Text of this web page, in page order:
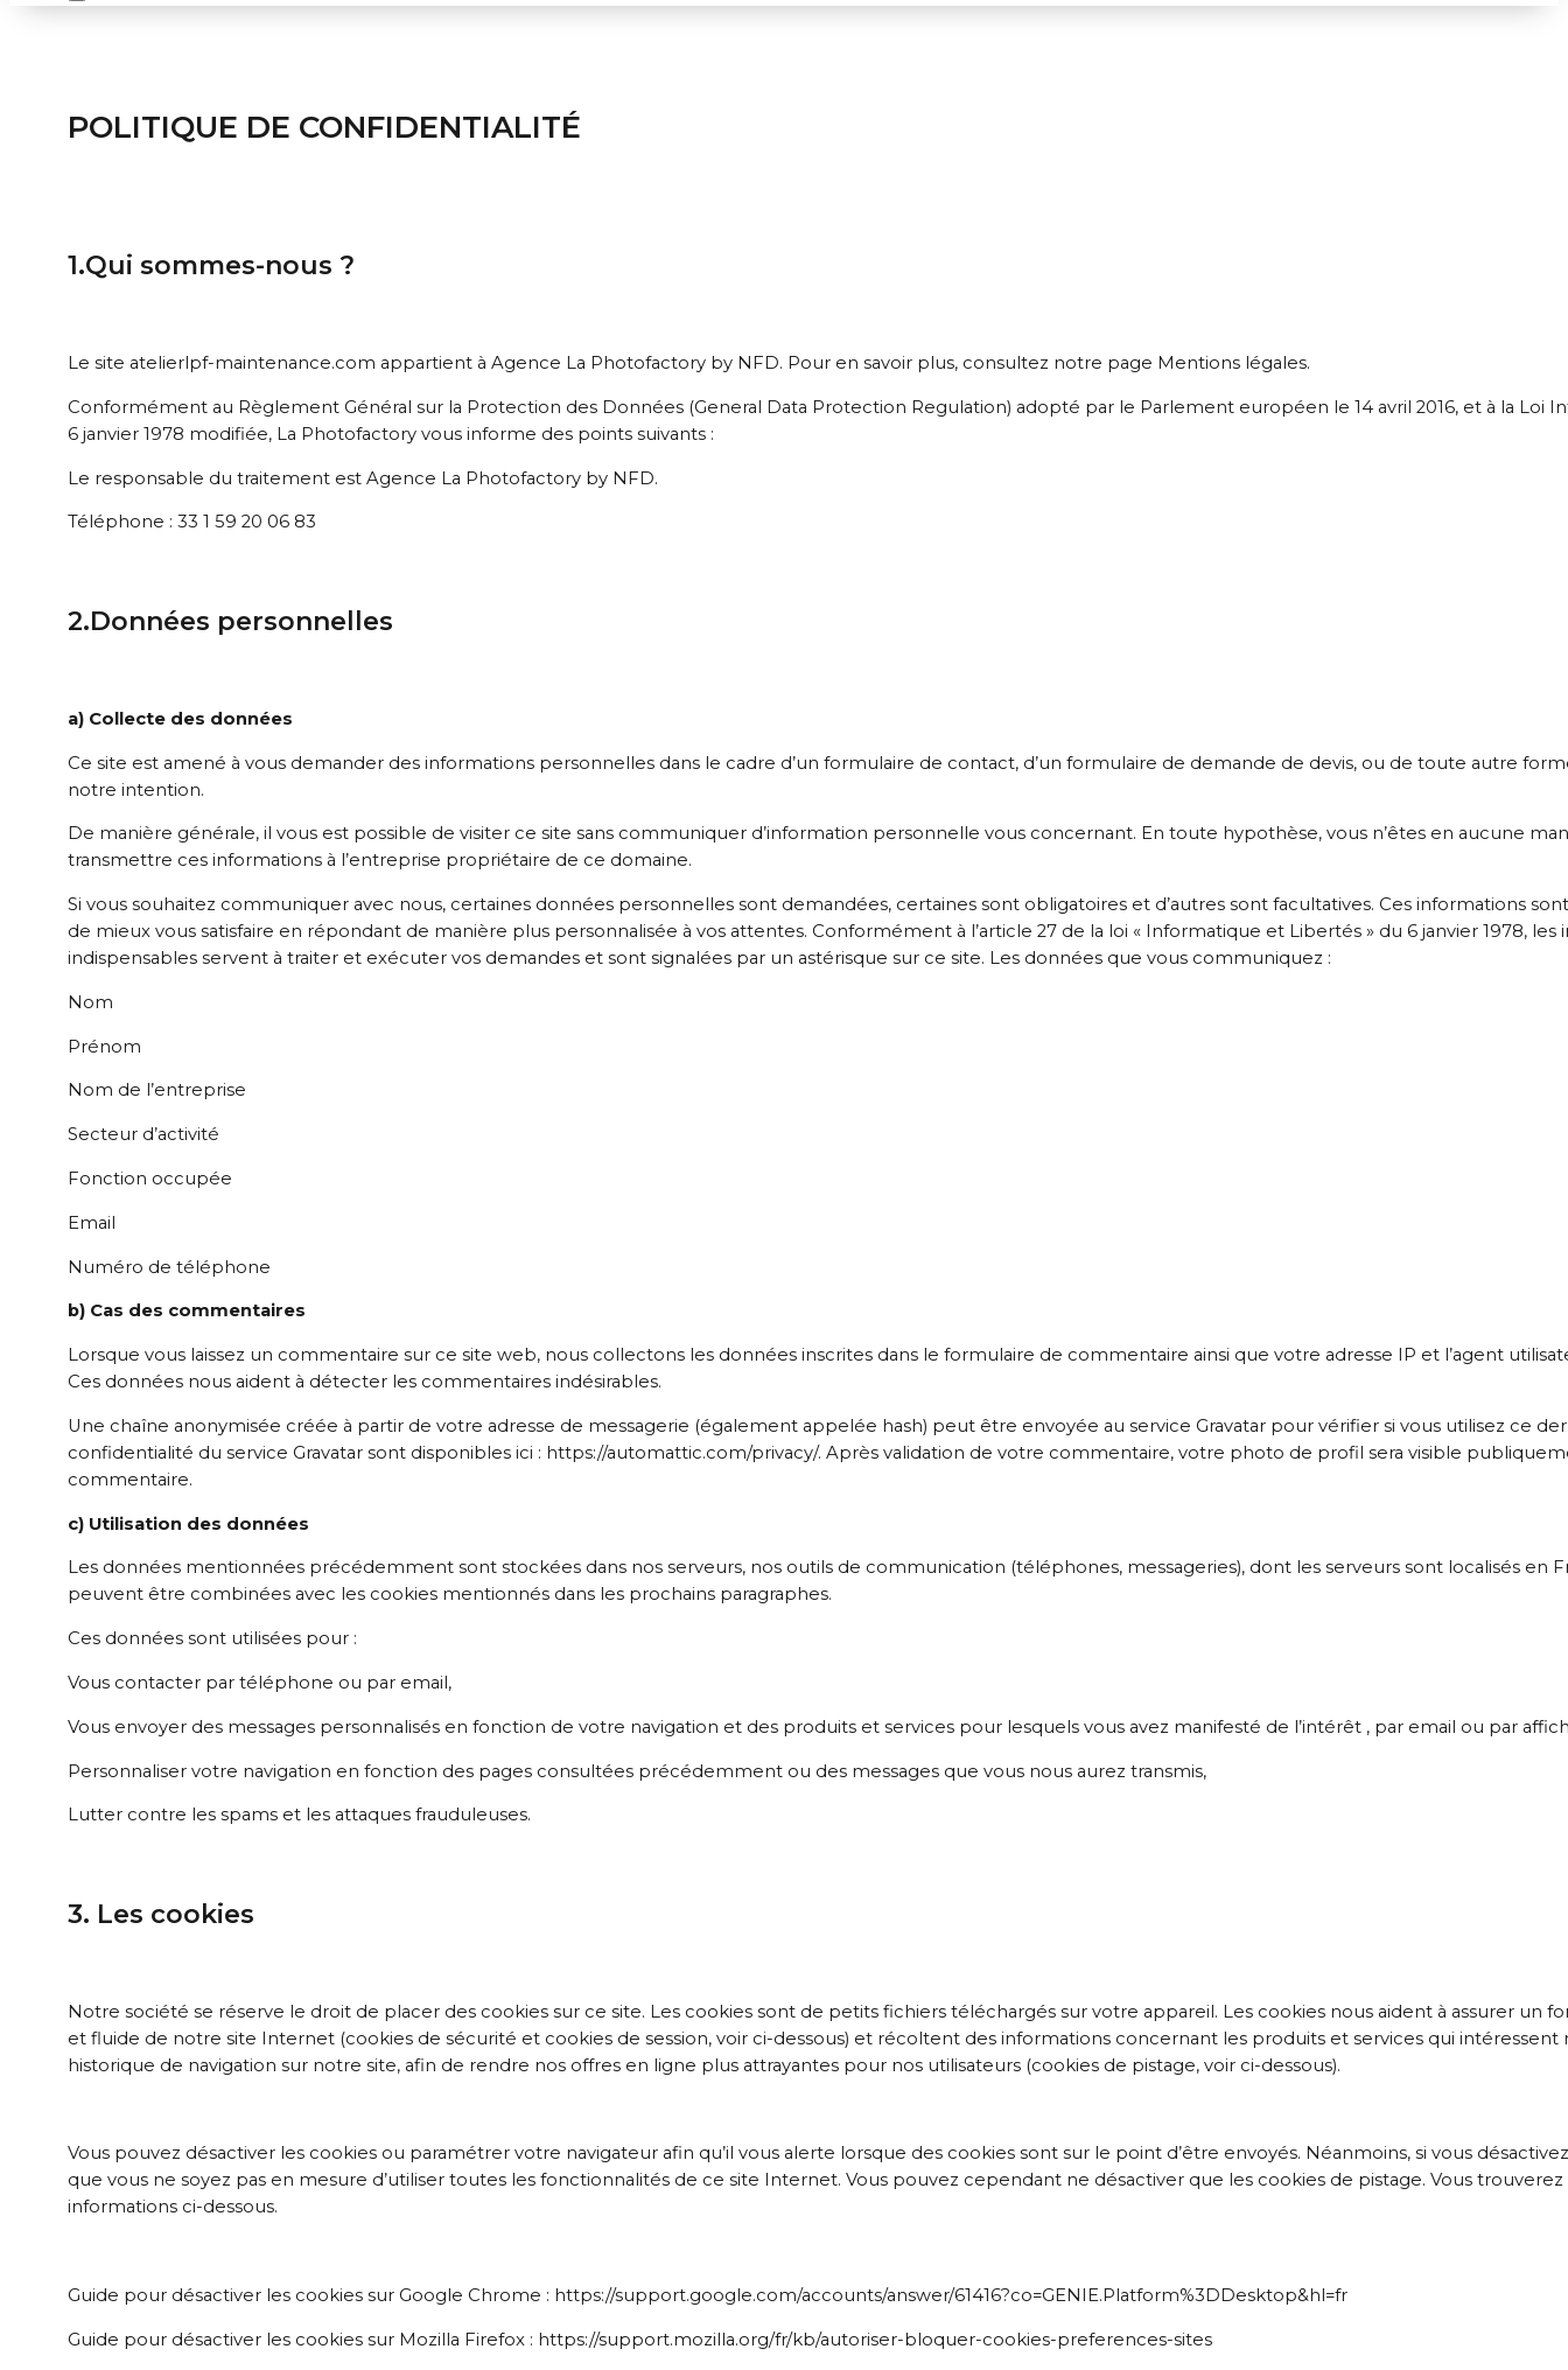
POLITIQUE DE CONFIDENTIALITÉ
1.Qui sommes-nous ?
Le site atelierlpf-maintenance.com appartient à Agence La Photofactory by NFD. Pour en savoir plus, consultez notre page Mentions légales.
Conformément au Règlement Général sur la Protection des Données (General Data Protection Regulation) adopté par le Parlement européen le 14 avril 2016, et à la Loi
6 janvier 1978 modifiée, La Photofactory vous informe des points suivants :
Le responsable du traitement est Agence La Photofactory by NFD.
Téléphone : 33 1 59 20 06 83
2.Données personnelles
a) Collecte des données
Ce site est amené à vous demander des informations personnelles dans le cadre d’un formulaire de contact, d’un formulaire de demande de devis, ou de toute autre
notre intention.
De manière générale, il vous est possible de visiter ce site sans communiquer d’information personnelle vous concernant. En toute hypothèse, vous n’êtes en aucune
transmettre ces informations à l’entreprise propriétaire de ce domaine.
Si vous souhaitez communiquer avec nous, certaines données personnelles sont demandées, certaines sont obligatoires et d’autres sont facultatives. Ces informations
de mieux vous satisfaire en répondant de manière plus personnalisée à vos attentes. Conformément à l’article 27 de la loi « Informatique et Libertés » du 6 janvier 1978, les
indispensables servent à traiter et exécuter vos demandes et sont signalées par un astérisque sur ce site. Les données que vous communiquez :
Nom
Prénom
Nom de l’entreprise
Secteur d’activité
Fonction occupée
Email
Numéro de téléphone
b) Cas des commentaires
Lorsque vous laissez un commentaire sur ce site web, nous collectons les données inscrites dans le formulaire de commentaire ainsi que votre adresse IP et l’agent
Ces données nous aident à détecter les commentaires indésirables.
Une chaîne anonymisée créée à partir de votre adresse de messagerie (également appelée hash) peut être envoyée au service Gravatar pour vérifier si vous utilisez ce
confidentialité du service Gravatar sont disponibles ici : https://automattic.com/privacy/. Après validation de votre commentaire, votre photo de profil sera visible
commentaire.
c) Utilisation des données
Les données mentionnées précédemment sont stockées dans nos serveurs, nos outils de communication (téléphones, messageries), dont les serveurs sont localisés en
peuvent être combinées avec les cookies mentionnés dans les prochains paragraphes.
Ces données sont utilisées pour :
Vous contacter par téléphone ou par email,
Vous envoyer des messages personnalisés en fonction de votre navigation et des produits et services pour lesquels vous avez manifesté de l’intérêt , par email ou par
Personnaliser votre navigation en fonction des pages consultées précédemment ou des messages que vous nous aurez transmis,
Lutter contre les spams et les attaques frauduleuses.
3. Les cookies
Notre société se réserve le droit de placer des cookies sur ce site. Les cookies sont de petits fichiers téléchargés sur votre appareil. Les cookies nous aident à assurer un
et fluide de notre site Internet (cookies de sécurité et cookies de session, voir ci-dessous) et récoltent des informations concernant les produits et services qui intéressent
historique de navigation sur notre site, afin de rendre nos offres en ligne plus attrayantes pour nos utilisateurs (cookies de pistage, voir ci-dessous).
Vous pouvez désactiver les cookies ou paramétrer votre navigateur afin qu’il vous alerte lorsque des cookies sont sur le point d’être envoyés. Néanmoins, si vous
que vous ne soyez pas en mesure d’utiliser toutes les fonctionnalités de ce site Internet. Vous pouvez cependant ne désactiver que les cookies de pistage. Vous
informations ci-dessous.
Guide pour désactiver les cookies sur Google Chrome : https://support.google.com/accounts/answer/61416?co=GENIE.Platform%3DDesktop&hl=fr
Guide pour désactiver les cookies sur Mozilla Firefox : https://support.mozilla.org/fr/kb/autoriser-bloquer-cookies-preferences-sites